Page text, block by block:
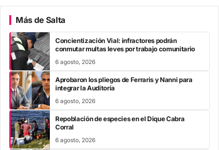
Más de Salta
Concientización Vial: infractores podrán
conmutar multas leves por trabajo comunitario
6 agosto, 2026
Aprobaron los pliegos de Ferraris y Nanni para
integrar la Auditoría
6 agosto, 2026
Repoblación de especies en el Dique Cabra
Corral
6 agosto, 2026